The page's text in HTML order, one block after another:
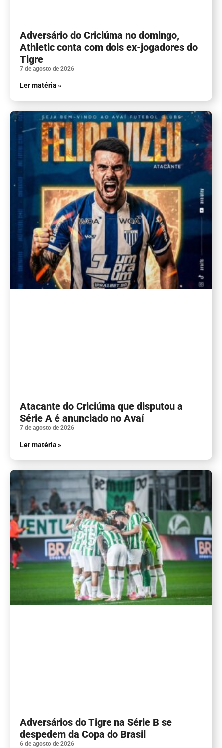
Adversário do Criciúma no domingo,
Athletic conta com dois ex-jogadores do
Tigre
7 de agosto de 2026
Ler matéria »
Atacante do Criciúma que disputou a
Série A é anunciado no Avaí
7 de agosto de 2026
Ler matéria »
Adversários do Tigre na Série B se
despedem da Copa do Brasil
6 de agosto de 2026